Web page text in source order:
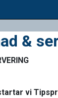
&
vi